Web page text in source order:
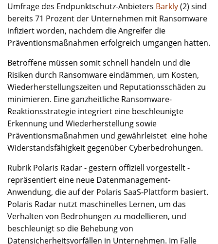
Umfrage des Endpunktschutz-Anbieters Barkly(2) sind
bereits 71 Prozent der Unternehmen mit Ransomware
infiziert worden, nachdem die Angreifer die
Präventionsmaßnahmen erfolgreich umgangen hatten.
Betroffene müssen somit schnell handeln und die
Risiken durch Ransomware eindämmen, um Kosten,
Wiederherstellungszeiten und Reputationsschäden zu
minimieren. Eine ganzheitliche Ransomware-
Reaktionsstrategie integriert eine beschleunigte
Erkennung und Wiederherstellung sowie
Präventionsmaßnahmen und gewährleistet eine hohe
Widerstandsfähigkeit gegenüber Cyberbedrohungen.
Rubrik Polaris Radar - gestern offiziell vorgestellt -
repräsentiert eine neue Datenmanagement-
Anwendung, die auf der Polaris SaaS-Plattform basiert.
Polaris Radar nutzt maschinelles Lernen, um das
Verhalten von Bedrohungen zu modellieren, und
beschleunigt so die Behebung von
Datensicherheitsvorfällen in Unternehmen. Im Falle